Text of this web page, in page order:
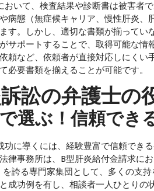
いて、検査結果や診断書は被害者
病態（無症候キャリア、慢性肝炎
す。しかし、適切な書類が揃ってい
サポートすることで、取得可能な情
頼など、依頼者が直接対応しにくい
必要書類を揃えることが可能です。
訟の弁護士の
選ぶ！信頼でき
に導くには、経験豊富で信頼でき
律事務所は、B型肝炎給付金請求に
を誇る専門家集団として、多くの支
成功例を有し、相談者一人ひとりの